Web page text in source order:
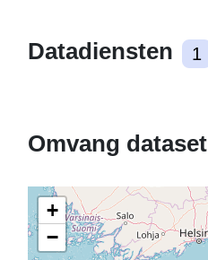
Datadiensten 1
Omvang dataset
+
−